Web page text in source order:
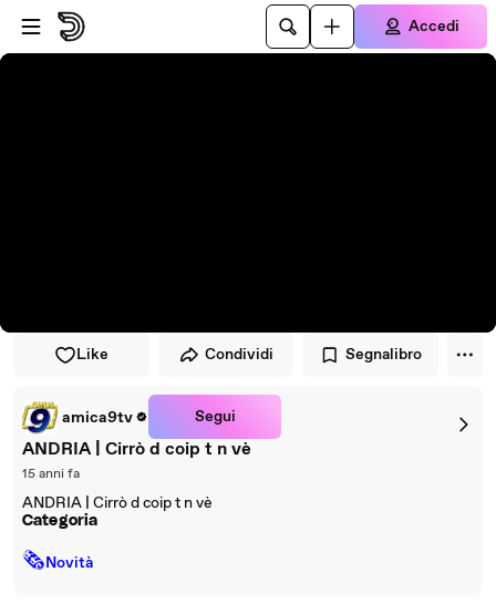
Vai al lettore
Passa al contenuto principale
Accedi
Like Condividi Segnalibro
amica9tv Segui
ANDRIA | Cirrò d coip t n vè
15 anni fa
ANDRIA | Cirrò d coip t n vè
Categoria
🗞Novità